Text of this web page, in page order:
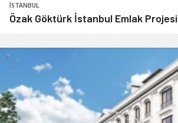
İSTANBUL
Özak Göktürk İstanbul Emlak Projesi